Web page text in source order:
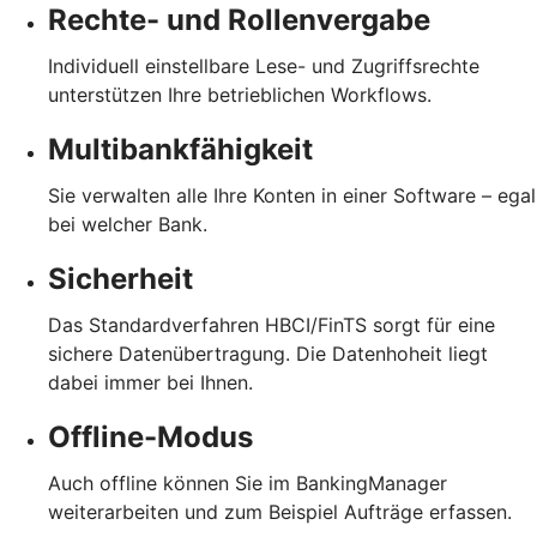
Rechte- und Rollenvergabe
Individuell einstellbare Lese- und Zugriffsrechte
unterstützen Ihre betrieblichen Workflows.
Multibankfähigkeit
Sie verwalten alle Ihre Konten in einer Software – egal
bei welcher Bank.
Sicherheit
Das Standardverfahren HBCI/FinTS sorgt für eine
sichere Datenübertragung. Die Datenhoheit liegt
dabei immer bei Ihnen.
Offline-Modus
Auch offline können Sie im BankingManager
weiterarbeiten und zum Beispiel Aufträge erfassen.